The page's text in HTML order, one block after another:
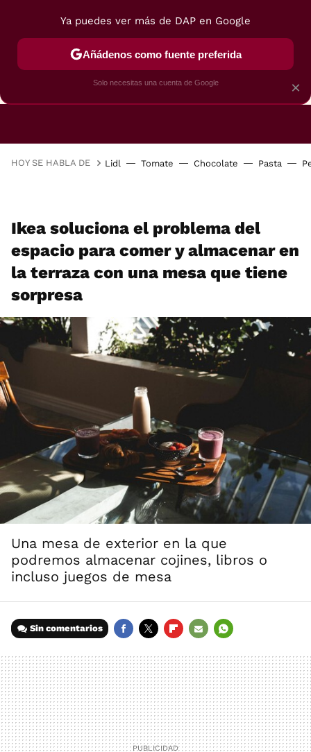
FREIDORAS DE AIRE GUÍAS DE
HOY SE HABLA DE Lidl Tomate Chocolate Pasta
Ikea soluciona el problema del
espacio para comer y almacenar en
la terraza con una mesa que tiene
sorpresa
Una mesa de exterior en la que
podremos almacenar cojines, libros o
incluso juegos de mesa
Sin comentarios
MAIL
×
Ya puedes ver más de DAP en Google
Añádenos como fuente preferida
Solo necesitas una cuenta de Google